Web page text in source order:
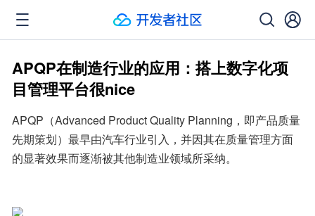
APQP在制造行业的应用：搭上数字化项
目管理平台很nice
APQP（Advanced Product Quality Planning，即产品质量
先期策划）最早由汽车行业引入，并因其在质量管理方面
的显著效果而逐渐被其他制造业领域所采纳。